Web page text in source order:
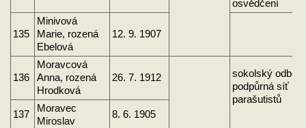
osvědčení
135
Minivová
Marie, rozená
Ebelová
12. 9. 1907
136
Moravcová
Anna, rozená
Hrodková
26. 7. 1912
sokolský odboj
podpůrná síť
parašutistů
137
Moravec
Miroslav
8. 6. 1905